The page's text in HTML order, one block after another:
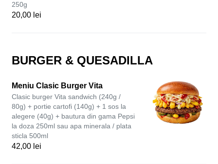
250g
20,00 lei
BURGER & QUESADILLA
Meniu Clasic Burger Vita
Clasic burger Vita sandwich (240g /
80g) + portie cartofi (140g) + 1 sos la
alegere (40g) + bautura din gama Pepsi
la doza 250ml sau apa minerala / plata
sticla 500ml
42,00 lei